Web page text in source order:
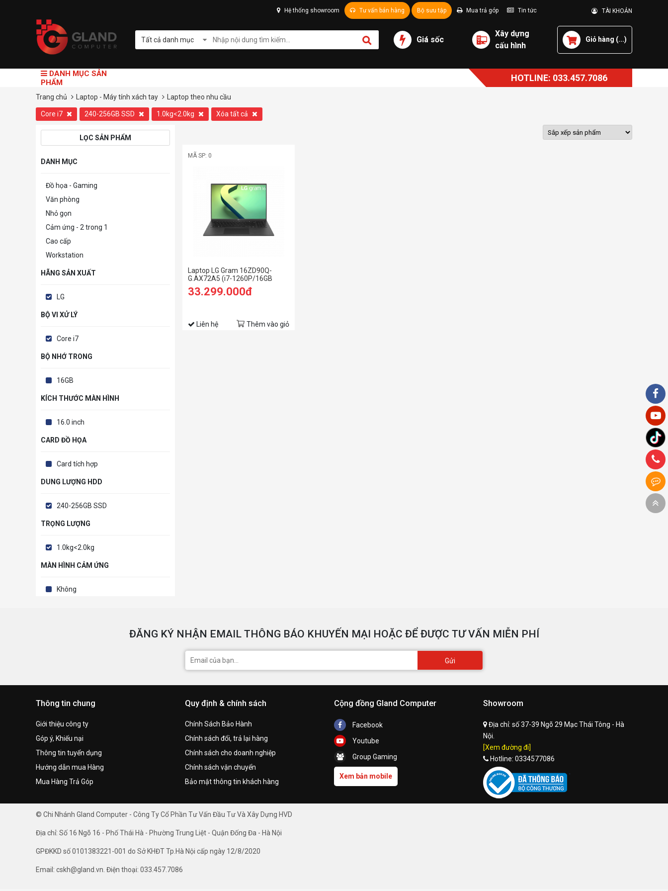
Hệ thống showroom Tư vấn bán hàng Bộ sưu tập Mua trả góp Tin tức TÀI KHOẢN
Tất cả danh mục Giá sốc
Xây dựng
cấu hình
Giỏ hàng (...)
DANH MỤC SẢN
PHẨM
HOTLINE: 033.457.7086
Trang chủ Laptop - Máy tính xách tay Laptop theo nhu cầu
Core i7 240-256GB SSD 1.0kg<2.0kg Xóa tất cả
LỌC SẢN PHẨM
DANH MỤC
Đồ họa - Gaming
Văn phòng
Nhỏ gọn
Cảm ứng - 2 trong 1
Cao cấp
Workstation
HÃNG SẢN XUẤT
LG
BỘ VI XỬ LÝ
Core i7
BỘ NHỚ TRONG
16GB
KÍCH THƯỚC MÀN HÌNH
16.0 inch
CARD ĐỒ HỌA
Card tích hợp
DUNG LƯỢNG HDD
240-256GB SSD
TRỌNG LƯỢNG
1.0kg<2.0kg
MÀN HÌNH CẢM ỨNG
Không
MÃ SP: 0
Laptop LG Gram 16ZD90Q-
G.AX72A5 (i7-1260P/16GB
RAM/256GB SSD/16.0 inch
WQXGA/Dos/Đen) (2022)
33.299.000đ
Liên hệ Thêm vào giỏ
ĐĂNG KÝ NHẬN EMAIL THÔNG BÁO KHUYẾN MẠI HOẶC ĐỂ ĐƯỢC TƯ VẤN MIỄN PHÍ
Gửi
Thông tin chung
Giới thiệu công ty
Góp ý, Khiếu nại
Thông tin tuyển dụng
Hướng dẫn mua Hàng
Mua Hàng Trả Góp
Quy định & chính sách
Chính Sách Bảo Hành
Chính sách đổi, trả lại hàng
Chính sách cho doanh nghiệp
Chính sách vận chuyển
Bảo mật thông tin khách hàng
Cộng đồng Gland Computer
Facebook
Youtube
Group Gaming
Xem bản mobile
Showroom
Địa chỉ: số 37-39 Ngõ 29 Mạc Thái Tông - Hà
Nội.
[Xem đường đi]
Hotline: 0334577086
© Chi Nhánh Gland Computer - Công Ty Cổ Phần Tư Vấn Đầu Tư Và Xây Dựng HVD
Địa chỉ: Số 16 Ngõ 16 - Phố Thái Hà - Phường Trung Liệt - Quận Đống Đa - Hà Nội
GPĐKKD số 0101383221-001 do Sở KHĐT Tp.Hà Nội cấp ngày 12/8/2020
Email: cskh@gland.vn. Điện thoại: 033.457.7086